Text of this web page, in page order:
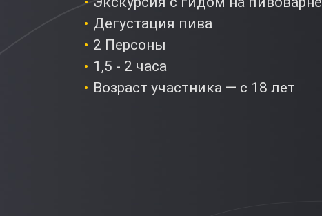
Дегустация пива
2 Персоны
1,5 - 2 часа
Возраст участника — с 18 лет